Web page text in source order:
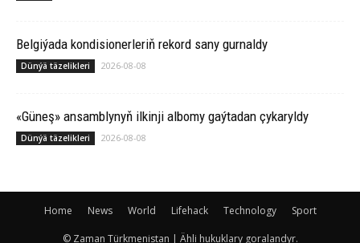
Belgiýada kondisionerleriň rekord sany gurnaldy
Dünýä täzelikleri 2026-08-08
«Güneş» ansamblynyň ilkinji albomy gaýtadan çykaryldy
Dünýä täzelikleri 2026-08-08
Home News World Lifehack Technology Sport
© Zaman Türkmenistan | Ähli hukuklary goralandyr.